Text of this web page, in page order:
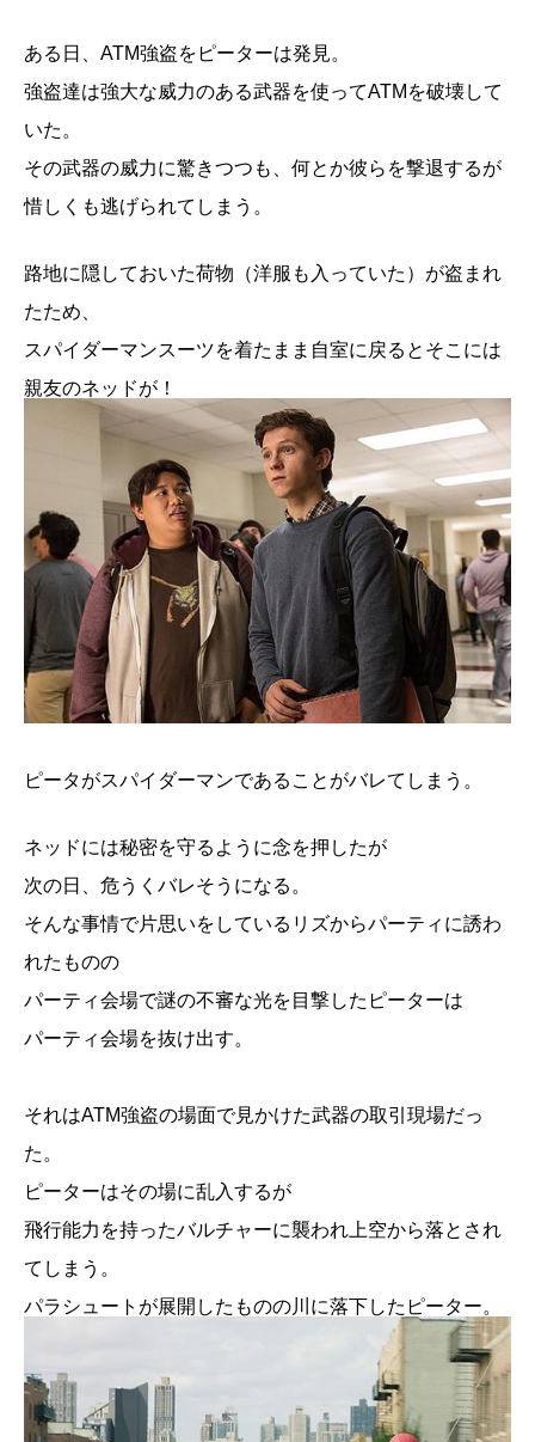
ある日、ATM強盗をピーターは発見。
強盗達は強大な威力のある武器を使ってATMを破壊して
いた。
その武器の威力に驚きつつも、何とか彼らを撃退するが
惜しくも逃げられてしまう。
路地に隠しておいた荷物（洋服も入っていた）が盗まれ
たため、
スパイダーマンスーツを着たまま自室に戻るとそこには
親友のネッドが！
ピータがスパイダーマンであることがバレてしまう。
ネッドには秘密を守るように念を押したが
次の日、危うくバレそうになる。
そんな事情で片思いをしているリズからパーティに誘わ
れたものの
パーティ会場で謎の不審な光を目撃したピーターは
パーティ会場を抜け出す。
それはATM強盗の場面で見かけた武器の取引現場だっ
た。
ピーターはその場に乱入するが
飛行能力を持ったバルチャーに襲われ上空から落とされ
てしまう。
パラシュートが展開したものの川に落下したピーター。